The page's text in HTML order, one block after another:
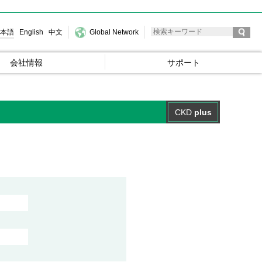
語 English 中文 Global Network
会社情報 サポート
CKD plus